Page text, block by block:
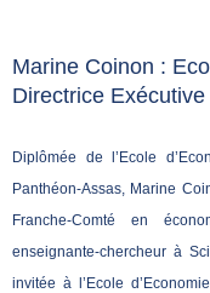
Marine Coinon :
Directrice
Diplômée de l’Ecole
Panthéon-Assas, Marine
Franche-Comté en
enseignante-chercheur à
invitée à l’Ecole